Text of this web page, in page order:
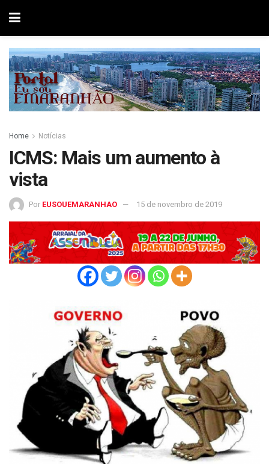
Home Notícias
ICMS: Mais um aumento à
vista
Por EUSOUEMARANHAO 15 de novembro de 2019